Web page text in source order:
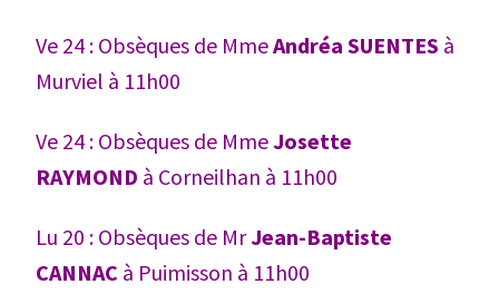
Ve 24 : Obsèques de MmeAndréa SUENTES à
Murviel à 11h00
Ve 24 : Obsèques de MmeJosette
RAYMOND à Corneilhan à 11h00
Lu 20 : Obsèques de MrJean-Baptiste
CANNAC à Puimisson à 11h00